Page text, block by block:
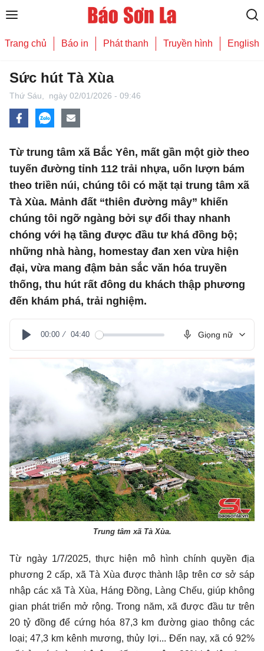
Trang chủ Báo in Phát thanh Truyền hình English
Sức hút Tà Xùa
Thứ Sáu, ngày 02/01/2026 - 09:46
Từ trung tâm xã Bắc Yên, mất gần một giờ theo
tuyến đường tỉnh 112 trải nhựa, uốn lượn bám
theo triền núi, chúng tôi có mặt tại trung tâm xã
Tà Xùa. Mảnh đất “thiên đường mây” khiến
chúng tôi ngỡ ngàng bởi sự đổi thay nhanh
chóng với hạ tầng được đầu tư khá đồng bộ;
những nhà hàng, homestay đan xen vừa hiện
đại, vừa mang đậm bản sắc văn hóa truyền
thống, thu hút rất đông du khách thập phương
đến khám phá, trải nghiệm.
Play
00:00 04:40 Giọng nữ
Trung tâm xã Tà Xùa.
Từ ngày 1/7/2025, thực hiện mô hình chính quyền địa
phương 2 cấp, xã Tà Xùa được thành lập trên cơ sở sáp
nhập các xã Tà Xùa, Háng Đồng, Làng Chếu, giúp không
gian phát triển mở rộng. Trong năm, xã được đầu tư trên
20 tỷ đồng để cứng hóa 87,3 km đường giao thông các
loại; 47,3 km kênh mương, thủy lợi... Đến nay, xã có 92%